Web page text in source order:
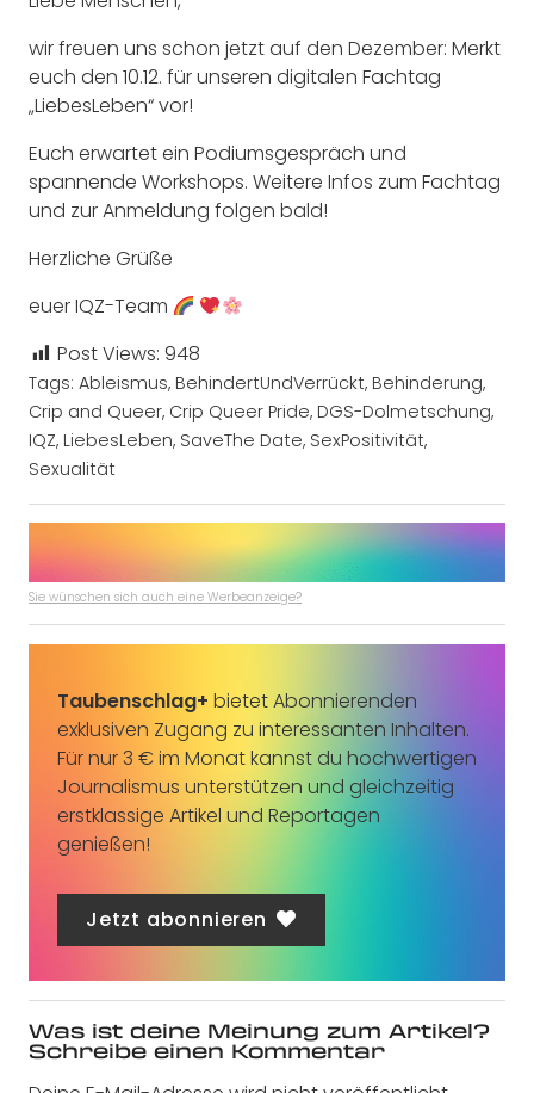
wir freuen uns schon jetzt auf den Dezember: Merkt
euch den 10.12. für unseren digitalen Fachtag
„LiebesLeben“ vor!
Euch erwartet ein Podiumsgespräch und
spannende Workshops. Weitere Infos zum Fachtag
und zur Anmeldung folgen bald!
Herzliche Grüße
euer IQZ-Team
Post Views: 948
Tags: Ableismus, BehindertUndVerrückt, Behinderung,
Crip and Queer, Crip Queer Pride, DGS-Dolmetschung,
IQZ, LiebesLeben, SaveThe Date, SexPositivität,
Sexualität
Sie wünschen sich auch eine Werbeanzeige?
Taubenschlag+ bietet Abonnierenden
exklusiven Zugang zu interessanten Inhalten.
Für nur 3 € im Monat kannst du hochwertigen
Journalismus unterstützen und gleichzeitig
erstklassige Artikel und Reportagen
genießen!
Jetzt abonnieren
Was ist deine Meinung zum Artikel?
Schreibe einen Kommentar